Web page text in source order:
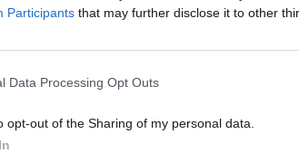
Participants that may further disclose it to other
Data Processing Opt Outs
opt-out of the Sharing of my personal data.
θέληση για μάθηση και ανάπτυξη.
Προσφέρουμε στους εργαζομένους μας
κόσμο.